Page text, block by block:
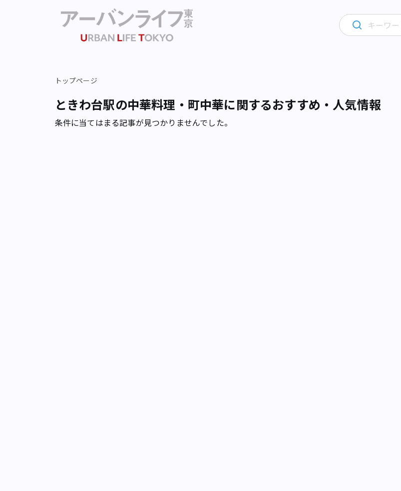
トップページ
ときわ台駅の中華料理・町中華に関するおすすめ・人気情報
条件に当てはまる記事が見つかりませんでした。